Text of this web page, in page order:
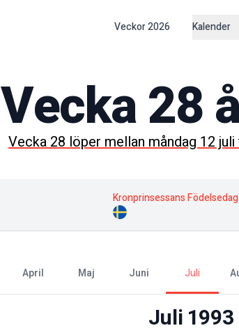
Veckor2026 Kalender
Vecka28
Vecka28löper mellanmåndag 12 juli
Kronprinsessans Födelsedag
april maj juni juli
Juli 1993